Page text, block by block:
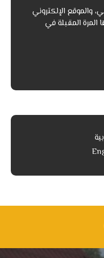
والموقع الإلكتروني
المقبلة في